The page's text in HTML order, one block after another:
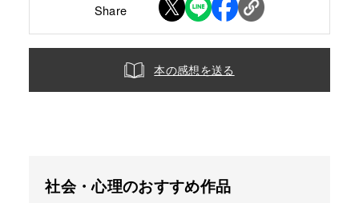
Share
本の感想を送る
社会・心理のおすすめ作品